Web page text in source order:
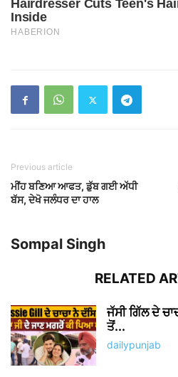
Previous article
ਮੀਂਹ ਬਣਿਆ ਆਫਤ, ਡੁੱਬ ਗਈ ਅੱਧੀ
ਬੱਸ, ਦੇਖੋ ਜਲੰਧਰ ਦਾ ਹਾਲ
Sompal Singh
RELATED
ਜੱਸੀ ਗਿੱਲ ਦੇ
ਤੋਂ...
dailypunjab